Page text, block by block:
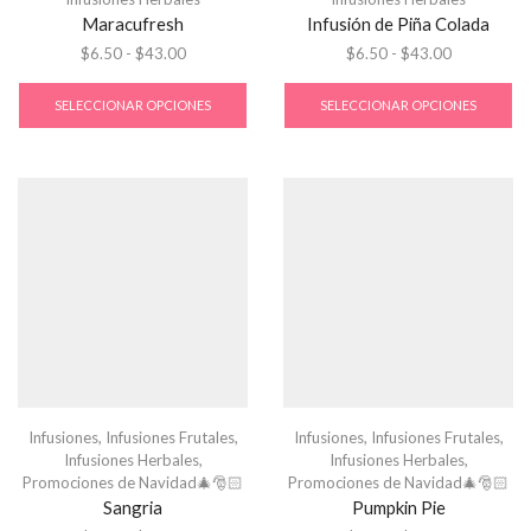
Maracufresh
$6.50 - $43.00
SELECCIONAR OPCIONES
Infusión de Piña Colada
$6.50 - $43.00
SELECCIONAR OPCIONES
Infusiones, Infusiones Frutales,
Infusiones Herbales,
Promociones de Navidad🎄🎅🏻
Sangria
Infusiones, Infusiones Frutales,
Infusiones Herbales,
Promociones de Navidad🎄🎅🏻
Pumpkin Pie